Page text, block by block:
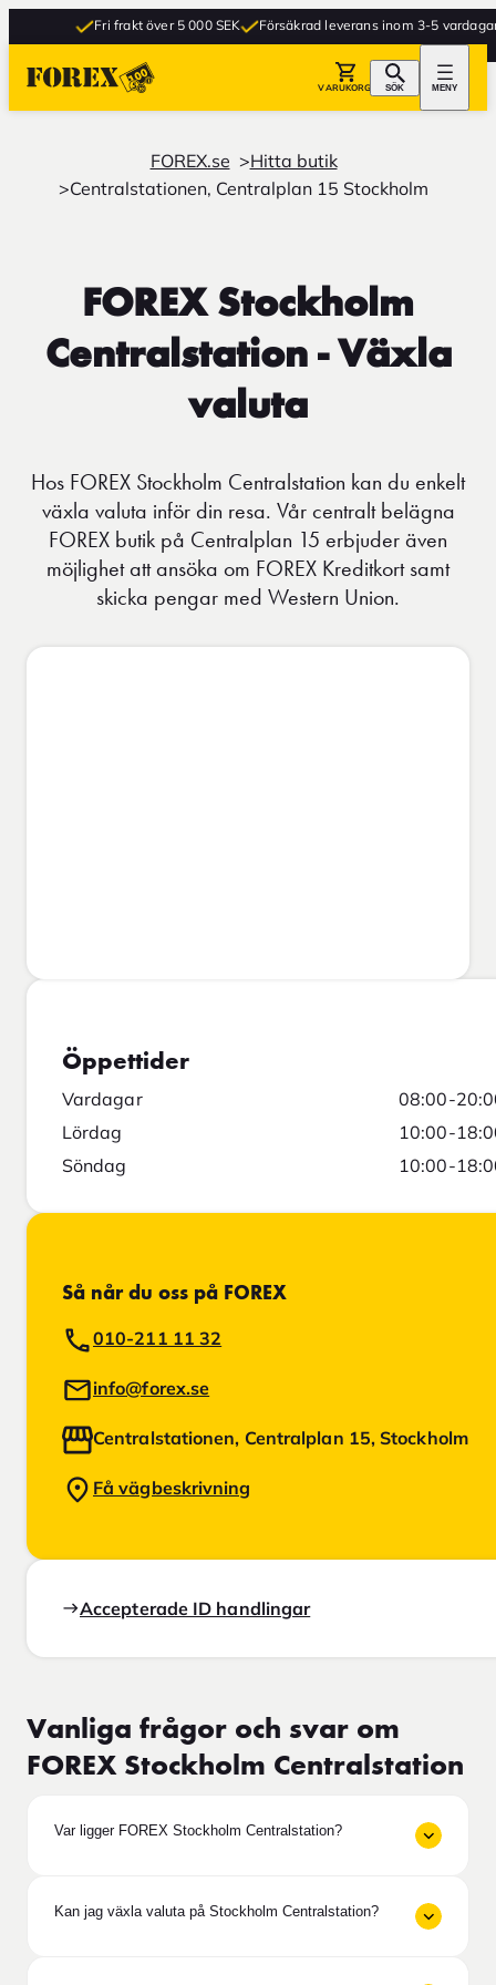
Fri frakt över 5 000 SEK Försäkrad leverans inom 3-5 vardagar
VARUKORG SÖK MENY
FOREX.se
Hitta butik
Centralstationen, Centralplan 15 Stockholm
FOREX Stockholm
Centralstation - Växla
valuta
Hos FOREX Stockholm Centralstation kan du enkelt
växla valuta inför din resa. Vår centralt belägna
FOREX butik på Centralplan 15 erbjuder även
möjlighet att ansöka om FOREX Kreditkort samt
skicka pengar med Western Union.
Öppettider
Vardagar
08:00-
Lördag
10:00-
Söndag
10:00-
Så når du oss på FOREX
010-211 11 32
info@forex.se
Centralstationen, Centralplan 15, Stockholm
Få vägbeskrivning
Accepterade ID handlingar
Vanliga frågor och svar om
FOREX Stockholm Centralstation
Var ligger FOREX Stockholm Centralstation?
Kan jag växla valuta på Stockholm Centralstation?